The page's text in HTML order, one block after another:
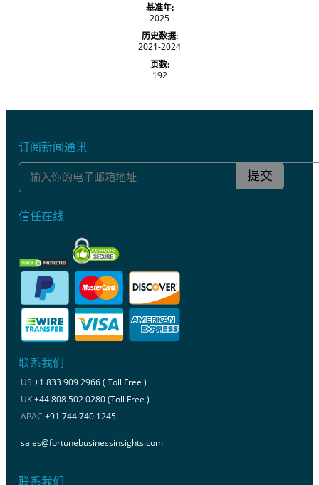
基准年:
2025
历史数据:
2021-2024
页数:
192
订阅新闻通讯
提交
信任在线
联系我们
US +1 833 909 2966 ( Toll Free )
UK+44 808 502 0280 (Toll Free )
APAC +91 744 740 1245
sales@fortunebusinessinsights.com
联系我们